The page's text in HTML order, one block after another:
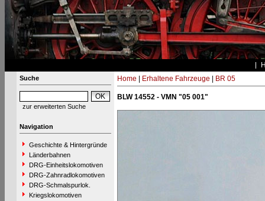
Suche
zur erweiterten Suche
Navigation
Geschichte & Hintergründe
Länderbahnen
DRG-Einheitslokomotiven
DRG-Zahnradlokomotiven
DRG-Schmalspurlok.
Kriegslokomotiven
Home Erhaltene Fahrzeuge BR 05
BLW 14552 - VMN "05 001"